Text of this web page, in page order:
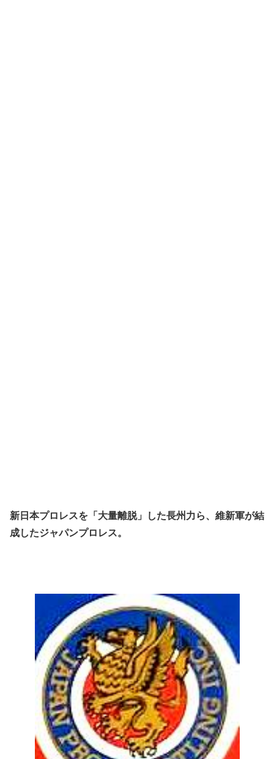
新日本プロレスを「大量離脱」した長州力ら、 維新軍が結
成したジャパンプロレス。